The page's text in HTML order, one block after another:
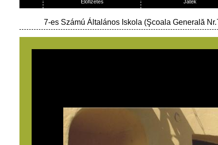
Előfizetés Játék
7-es Számú Általános Iskola (Şcoala Generală